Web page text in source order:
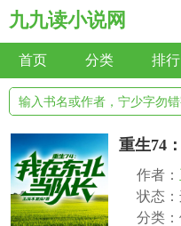
九九读小说网
首页 分类 排行
重生74
作者：
状态
分类